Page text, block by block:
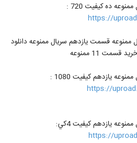
https://
قسمت يازدهم 11 سريال ممنوعه قسمت يازدهم سريال ممنوعه دانلود
11 ممنوعه
https://
https://